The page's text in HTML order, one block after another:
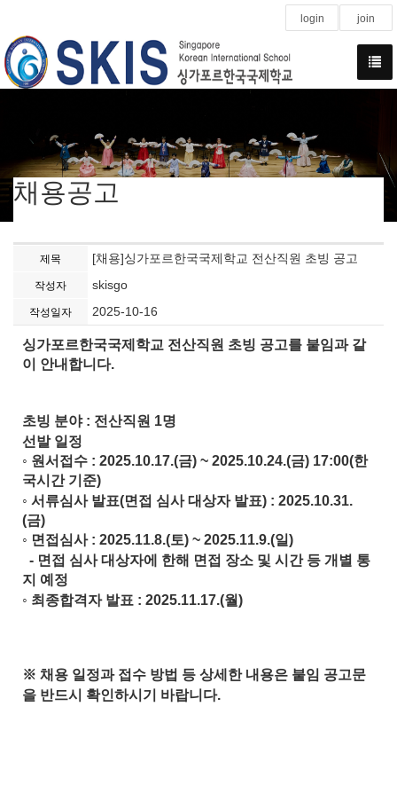
login join
채용공고
제목 [채용]싱가포르한국국제학교 전산직원 초빙 공고
작성자 skisgo
작성일자 2025-10-16
싱가포르한국국제학교 전산직원 초빙 공고를 붙임과 같
이 안내합니다.
초빙 분야 : 전산직원 1명
선발 일정
◦ 원서접수 : 2025.10.17.(금) ~ 2025.10.24.(금) 17:00(한
국시간 기준)
◦ 서류심사 발표(면접 심사 대상자 발표) : 2025.10.31.
(금)
◦ 면접심사 : 2025.11.8.(토) ~ 2025.11.9.(일)
- 면접 심사 대상자에 한해 면접 장소 및 시간 등 개별 통
지 예정
◦ 최종합격자 발표 : 2025.11.17.(월)
※ 채용 일정과 접수 방법 등 상세한 내용은 붙임 공고문
을 반드시 확인하시기 바랍니다.